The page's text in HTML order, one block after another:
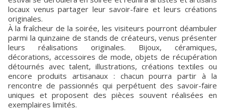
locaux venus partager leur savoir-faire et leurs créations
originales.
À la fraîcheur de la soirée, les visiteurs pourront déambuler
parmi la quinzaine de stands de créateurs, venus présenter
leurs réalisations originales. Bijoux, céramiques,
décorations, accessoires de mode, objets de récupération
détournés avec talent, illustrations, créations textiles ou
encore produits artisanaux : chacun pourra partir à la
rencontre de passionnés qui perpétuent des savoir-faire
uniques et proposent des pièces souvent réalisées en
exemplaires limités.